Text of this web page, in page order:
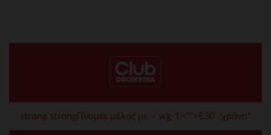
strong strongΓίνομαι μέλος με < wg-1="">€30 /χρόνο*